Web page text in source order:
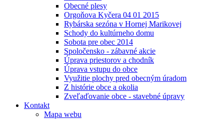
Obecné plesy
Orgoňova Kyčera 04 01 2015
Rybárska sezóna v Hornej Marikovej
Schody do kultúrneho domu
Sobota pre obec 2014
Spoločensko - zábavné akcie
Úprava priestorov a chodník
Úprava vstupu do obce
Využitie plochy pred obecným úradom
Z histórie obce a okolia
Zveľaďovanie obce - stavebné úpravy
Kontakt
Mapa webu